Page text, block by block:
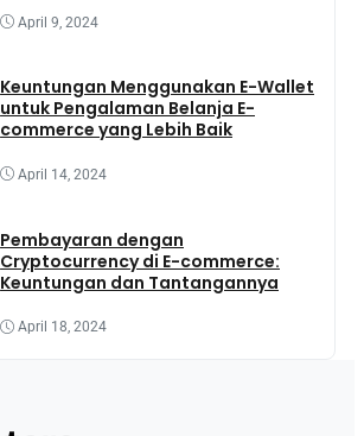
April 9, 2024
Keuntungan Menggunakan E-Wallet
untuk Pengalaman Belanja E-
commerce yang Lebih Baik
April 14, 2024
Pembayaran dengan
Cryptocurrency di E-commerce:
Keuntungan dan Tantangannya
April 18, 2024